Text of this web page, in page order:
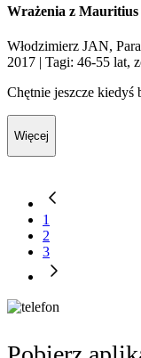
Wrażenia z Mauritius
Włodzimierz JAN,
2017 | Tagi: 46-55 lat,
Chętnie jeszcze kiedyś
Więcej
1
2
3